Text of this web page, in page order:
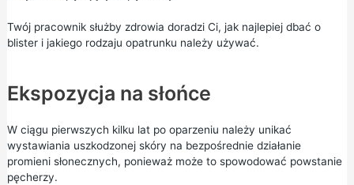
Twój pracownik służby zdrowia doradzi Ci, jak najlepiej dbać o
blister i jakiego rodzaju opatrunku należy używać.
Ekspozycja na słońce
W ciągu pierwszych kilku lat po oparzeniu należy unikać
wystawiania uszkodzonej skóry na bezpośrednie działanie
promieni słonecznych, ponieważ może to spowodować powstanie
pęcherzy.